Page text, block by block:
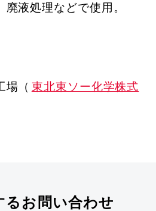
液処理などで使用。
場（ 東北東ソー化学株式
るお問い合わせ